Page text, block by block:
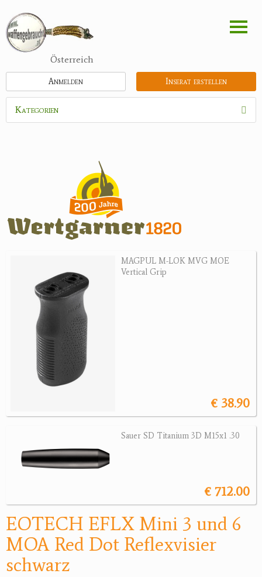
zum
Inhalt
Österreich
Inserat erstellen
Anmelden
Kategorien
Zielfernrohre
Wärmebildgeräte
Sonstiges
Bogensport
Zubehör
Jagdangebote
Bücher, Videos
Geschenke
MAGPUL M-LOK MVG MOE
Vertical Grip
€ 38.90
Sauer SD Titanium 3D M15x1 .30
€ 712.00
EOTECH EFLX Mini 3 und 6
MOA Red Dot Reflexvisier
schwarz